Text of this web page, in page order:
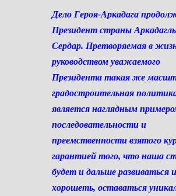
Дело Героя-Аркадага
Президент страны
Сердар. Претворяемая в
руководством уважаемого
Президента такая же
градостроительная
является наглядным
последовательности и
преемственности взятого
гарантией того, что наша
будет и дальше развиваться и
хорошеть, оставаться